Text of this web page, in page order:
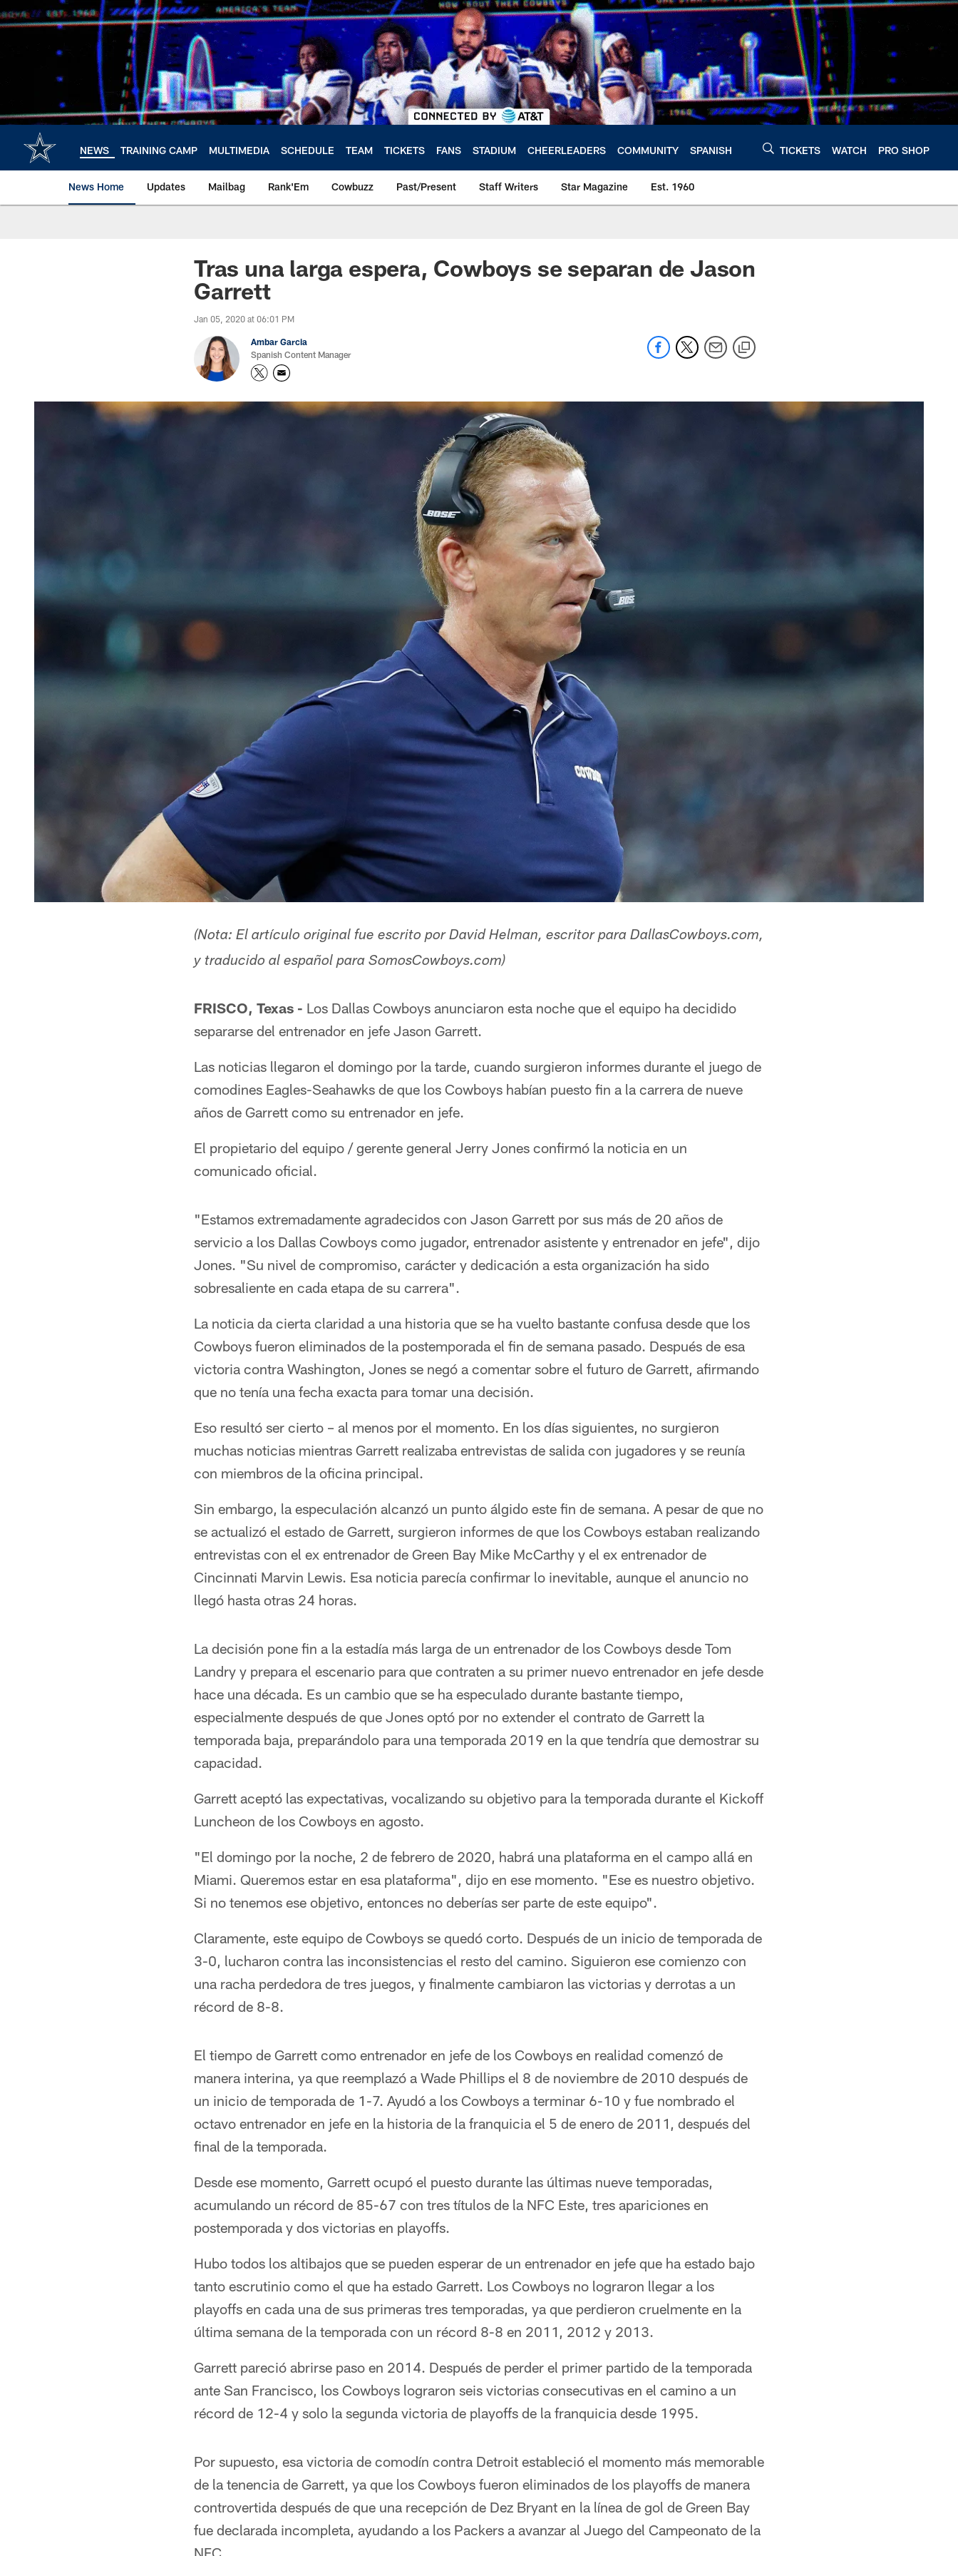
to
NEWS TRAINING CAMP MULTIMEDIA SCHEDULE TEAM TICKETS FANS STADIUM CHEERLEADERS COMMUNITY SPANISH TICKETS WATCH PRO SHOP
News Home Updates Mailbag Rank'Em Cowbuzz Past/Present Staff Writers Star Magazine Est. 1960
Tras una larga espera, Cowboys se separan de Jason
Garrett
Jan 05, 2020 at 06:01 PM
Ambar Garcia
Spanish Content Manager
(Nota: El artículo original fue escrito por David Helman, escritor para DallasCowboys.com,
y traducido al español para SomosCowboys.com)​
FRISCO, Texas - Los Dallas Cowboys anunciaron esta noche que el equipo ha decidido
separarse del entrenador en jefe Jason Garrett.
Las noticias llegaron el domingo por la tarde, cuando surgieron informes durante el juego de
comodines Eagles-Seahawks de que los Cowboys habían puesto fin a la carrera de nueve
años de Garrett como su entrenador en jefe.
El propietario del equipo / gerente general Jerry Jones confirmó la noticia en un
comunicado oficial.
"Estamos extremadamente agradecidos con Jason Garrett por sus más de 20 años de
servicio a los Dallas Cowboys como jugador, entrenador asistente y entrenador en jefe", dijo
Jones. "Su nivel de compromiso, carácter y dedicación a esta organización ha sido
sobresaliente en cada etapa de su carrera".
La noticia da cierta claridad a una historia que se ha vuelto bastante confusa desde que los
Cowboys fueron eliminados de la postemporada el fin de semana pasado. Después de esa
victoria contra Washington, Jones se negó a comentar sobre el futuro de Garrett, afirmando
que no tenía una fecha exacta para tomar una decisión.
Eso resultó ser cierto – al menos por el momento. En los días siguientes, no surgieron
muchas noticias mientras Garrett realizaba entrevistas de salida con jugadores y se reunía
con miembros de la oficina principal.
Sin embargo, la especulación alcanzó un punto álgido este fin de semana. A pesar de que no
se actualizó el estado de Garrett, surgieron informes de que los Cowboys estaban realizando
entrevistas con el ex entrenador de Green Bay Mike McCarthy y el ex entrenador de
Cincinnati Marvin Lewis. Esa noticia parecía confirmar lo inevitable, aunque el anuncio no
llegó hasta otras 24 horas.
La decisión pone fin a la estadía más larga de un entrenador de los Cowboys desde Tom
Landry y prepara el escenario para que contraten a su primer nuevo entrenador en jefe desde
hace una década. Es un cambio que se ha especulado durante bastante tiempo,
especialmente después de que Jones optó por no extender el contrato de Garrett la
temporada baja, preparándolo para una temporada 2019 en la que tendría que demostrar su
capacidad.
Garrett aceptó las expectativas, vocalizando su objetivo para la temporada durante el Kickoff
Luncheon de los Cowboys en agosto.
"El domingo por la noche, 2 de febrero de 2020, habrá una plataforma en el campo allá en
Miami. Queremos estar en esa plataforma", dijo en ese momento. "Ese es nuestro objetivo.
Si no tenemos ese objetivo, entonces no deberías ser parte de este equipo".
Claramente, este equipo de Cowboys se quedó corto. Después de un inicio de temporada de
3-0, lucharon contra las inconsistencias el resto del camino. Siguieron ese comienzo con
una racha perdedora de tres juegos, y finalmente cambiaron las victorias y derrotas a un
récord de 8-8.
El tiempo de Garrett como entrenador en jefe de los Cowboys en realidad comenzó de
manera interina, ya que reemplazó a Wade Phillips el 8 de noviembre de 2010 después de
un inicio de temporada de 1-7. Ayudó a los Cowboys a terminar 6-10 y fue nombrado el
octavo entrenador en jefe en la historia de la franquicia el 5 de enero de 2011, después del
final de la temporada.
Desde ese momento, Garrett ocupó el puesto durante las últimas nueve temporadas,
acumulando un récord de 85-67 con tres títulos de la NFC Este, tres apariciones en
postemporada y dos victorias en playoffs.
Hubo todos los altibajos que se pueden esperar de un entrenador en jefe que ha estado bajo
tanto escrutinio como el que ha estado Garrett. Los Cowboys no lograron llegar a los
playoffs en cada una de sus primeras tres temporadas, ya que perdieron cruelmente en la
última semana de la temporada con un récord 8-8 en 2011, 2012 y 2013.
Garrett pareció abrirse paso en 2014. Después de perder el primer partido de la temporada
ante San Francisco, los Cowboys lograron seis victorias consecutivas en el camino a un
récord de 12-4 y solo la segunda victoria de playoffs de la franquicia desde 1995.
Por supuesto, esa victoria de comodín contra Detroit estableció el momento más memorable
de la tenencia de Garrett, ya que los Cowboys fueron eliminados de los playoffs de manera
controvertida después de que una recepción de Dez Bryant en la línea de gol de Green Bay
fue declarada incompleta, ayudando a los Packers a avanzar al Juego del Campeonato de la
NFC.